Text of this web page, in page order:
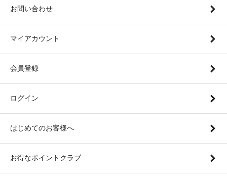
お問い合わせ
マイアカウント
会員登録
ログイン
はじめてのお客様へ
お得なポイントクラブ